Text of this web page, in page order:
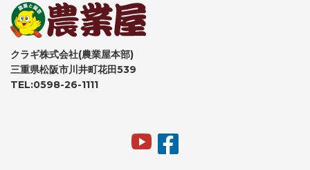
クラギ株式会社(農業屋本部)
三重県松阪市川井町花田539
TEL:0598-26-1111